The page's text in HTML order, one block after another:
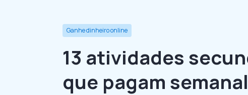
Ganhe dinheiro online
13 atividades
que pagam